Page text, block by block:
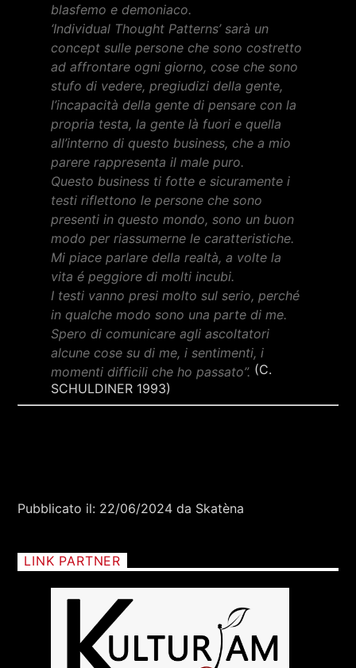
blasfemo e demoniaco.
‘Individual Thought Patterns’ sarà un
concept sulle persone che sono costretto
ad affrontare ogni giorno, cose che sono
stufo di vedere, pregiudizi della gente,
l’incapacità della gente di pensare con la
propria testa, la gente là fuori e quella
all’interno di questo business, che a mio
parere rappresenta il male puro.
Questo business ti fotte e sicuramente i
testi riflettono le persone che sono
presenti in questo mondo, sono un buon
modo per riassumerne le caratteristiche.
Mi piace parlare della realtà, a volte la
vita é peggiore di molti incubi.
I testi vanno presi molto sul serio, perché
in qualche modo sono una parte di me.
Spero di comunicare agli ascoltatori
alcune cose su di me, i sentimenti, i
momenti difficili che ho passato”. (C.
SCHULDINER 1993)
Pubblicato il: 22/06/2024 da Skatèna
LINK PARTNER